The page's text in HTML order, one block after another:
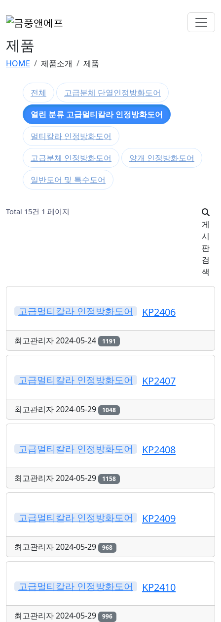
제품
HOME 제품소개 제품
전체
고급분체 단열인정방화도어
열린 분류 고급멀티칼라 인정방화도어
멀티칼라 인정방화도어
고급분체 인정방화도어
양개 인정방화도어
일반도어 및 특수도어
Total 15건 1 페이지
게
시
판
검
색
고급멀티칼라 인정방화도어 KP2406
최고관리자2024-05-24 1191
고급멀티칼라 인정방화도어 KP2407
최고관리자2024-05-29 1048
고급멀티칼라 인정방화도어 KP2408
최고관리자2024-05-29 1158
고급멀티칼라 인정방화도어 KP2409
최고관리자2024-05-29 968
고급멀티칼라 인정방화도어 KP2410
최고관리자2024-05-29 996